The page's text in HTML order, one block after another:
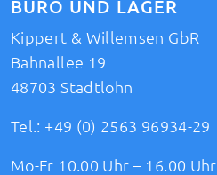
BÜRO UND LAGER
Kippert & Willemsen GbR
Bahnallee 19
48703 Stadtlohn
Tel.: +49 (0) 2563 96934-29
Mo-Fr 10.00 Uhr – 16.00 Uhr